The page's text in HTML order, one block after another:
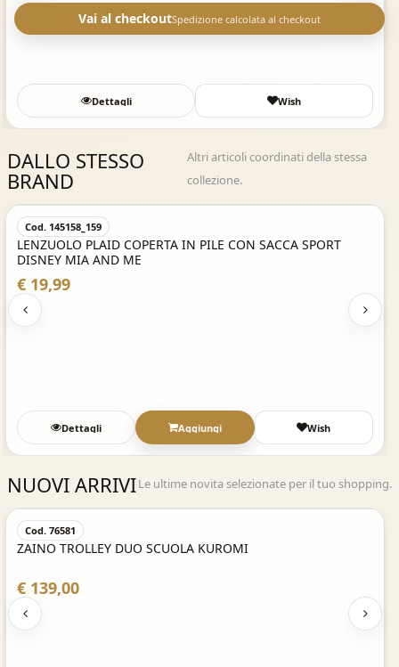
Vai al checkoutSpedizione calcolata al checkout
Dettagli Wish
DALLO STESSO
BRAND
Altri articoli coordinati della stessa
collezione.
Acquisto Veloce
Cod. 145158_159
LENZUOLO PLAID COPERTA IN PILE CON SACCA SPORT
DISNEY MIA AND ME
€ 19,99
Dettagli Aggiungi Wish
NUOVI ARRIVILe ultime novita selezionate per il tuo shopping.
Acquisto Veloce
Cod. 76581
ZAINO TROLLEY DUO SCUOLA KUROMI
€ 139,00